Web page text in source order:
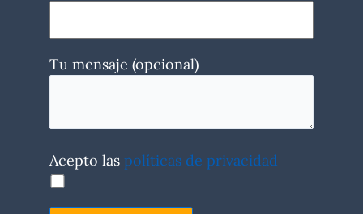
Tu mensaje (opcional)
Acepto las políticas de privacidad